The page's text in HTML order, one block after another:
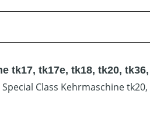
tk17e, tk18, tk20, tk36,
Class Kehrmaschine tk20,